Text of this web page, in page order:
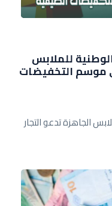
الغرفة الوطنية للملابس
موسم التخفيضات
للملابس الجاهزة تدعو التجار